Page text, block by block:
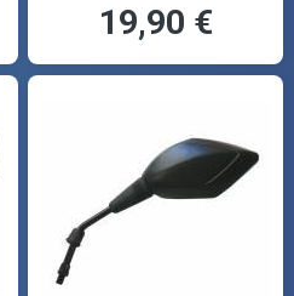
19,90 €